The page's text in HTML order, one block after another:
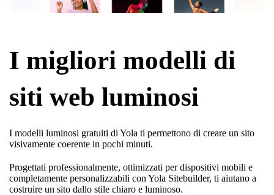
I migliori modelli di
siti web luminosi
I modelli luminosi gratuiti di Yola ti permettono di creare un sito
visivamente coerente in pochi minuti.
Progettati professionalmente, ottimizzati per dispositivi mobili e
completamente personalizzabili con Yola Sitebuilder, ti aiutano a
costruire un sito dallo stile chiaro e luminoso.